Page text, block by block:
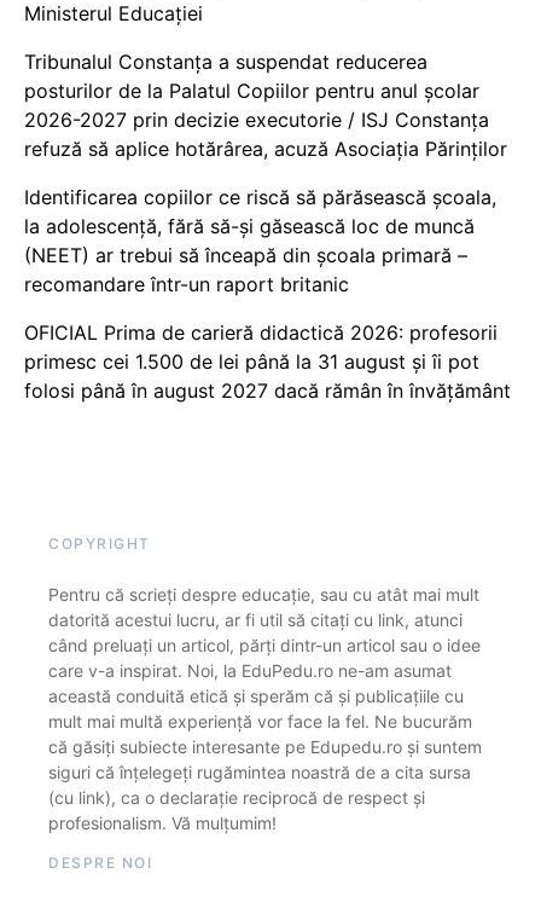
Ministerul Educației
Tribunalul Constanța a suspendat reducerea
posturilor de la Palatul Copiilor pentru anul școlar
2026-2027 prin decizie executorie / ISJ Constanța
refuză să aplice hotărârea, acuză Asociația Părinților
Identificarea copiilor ce riscă să părăsească școala,
la adolescență, fără să-și găsească loc de muncă
(NEET) ar trebui să înceapă din școala primară –
recomandare într-un raport britanic
OFICIAL Prima de carieră didactică 2026: profesorii
primesc cei 1.500 de lei până la 31 august și îi pot
folosi până în august 2027 dacă rămân în învățământ
COPYRIGHT
Pentru că scrieți despre educație, sau cu atât mai mult
datorită acestui lucru, ar fi util să citați cu link, atunci
când preluați un articol, părți dintr-un articol sau o idee
care v-a inspirat. Noi, la EduPedu.ro ne-am asumat
această conduită etică și sperăm că și publicațiile cu
mult mai multă experiență vor face la fel. Ne bucurăm
că găsiți subiecte interesante pe Edupedu.ro și suntem
siguri că înțelegeți rugămintea noastră de a cita sursa
(cu link), ca o declarație reciprocă de respect și
profesionalism. Vă mulțumim!
DESPRE NOI